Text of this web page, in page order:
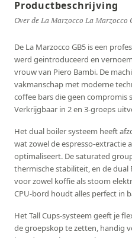
Productbeschrijving
Over de La Marzocco La Marzocco
De La Marzocco GB5 is een
werd geintroduceerd en
vrouw van Piero Bambi. De
vakmanschap met moderne
coffee bars die geen
Verkrijgbaar in 2 en 3-groeps
Het dual boiler systeem heeft
wat zowel de espresso-extractie
optimaliseert. De saturated
thermische stabiliteit, en de
voor zowel koffie als stoom
CPU-bord houdt alles perfect in
Het Tall Cups-systeem geeft je
de groepskop te zetten, handig